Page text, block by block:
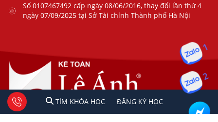
Số 0107467492 cấp ngày 08/06/2016, thay đổi lần thứ 4
ngày 07/09/2025 tại Sở Tài chính Thành phố Hà Nội
Copyright © 2023 Kế Toán Lê Ánh. All rights reserved
TÌM KHÓA HỌC ĐĂNG KÍ HỌC
1 2 Tư vấn facebook
TÌM KHÓA HỌC ĐĂNG KÝ HỌC
1
2